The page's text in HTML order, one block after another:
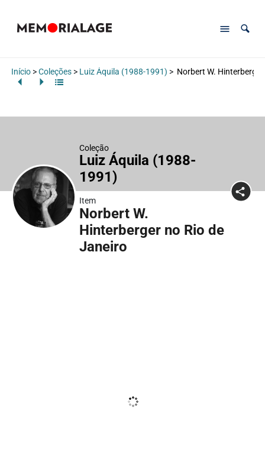
Início>Coleções> Luiz Áquila (1988-1991) > Norbert W.
Coleção
Luiz Áquila (1988-
1991)
Item
Norbert W.
Hinterberger no Rio de
Janeiro